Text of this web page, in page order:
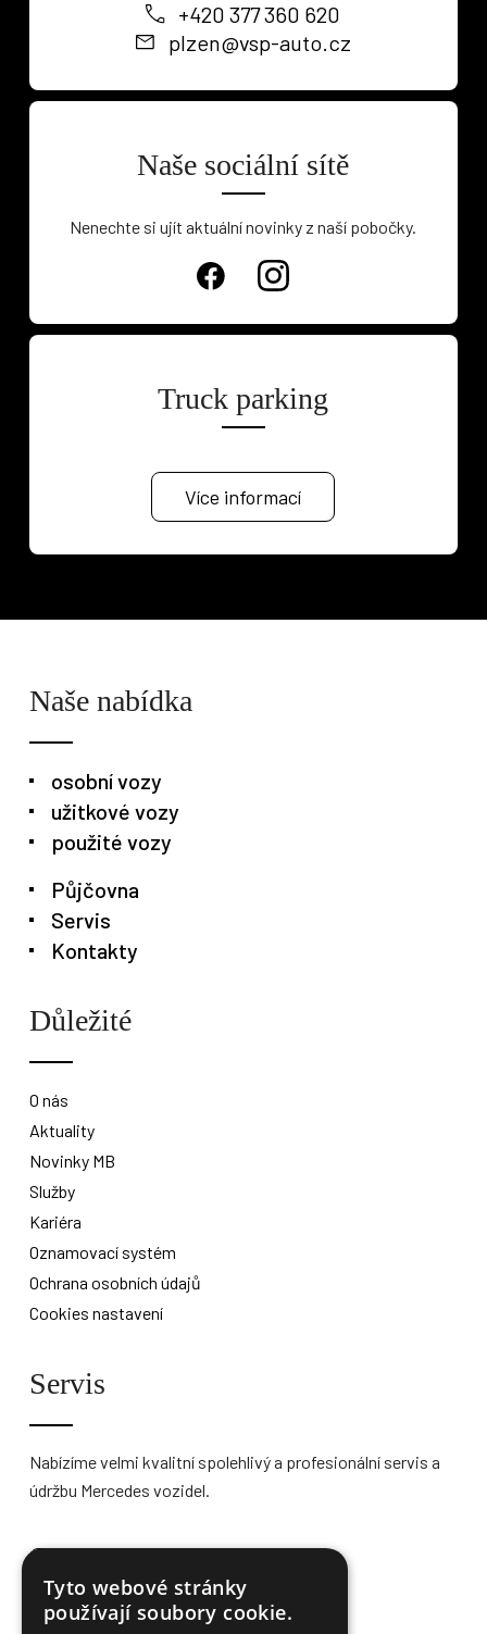
+420 377 360 620
plzen@vsp-auto.cz
Naše sociální sítě
Nenechte si ujít aktuální novinky z naší pobočky.
Truck parking
Více informací
Naše nabídka
osobní vozy
užitkové vozy
použité vozy
Půjčovna
Servis
Kontakty
Důležité
O nás
Aktuality
Novinky MB
Služby
Kariéra
Oznamovací systém
Ochrana osobních údajů
Cookies nastavení
Servis
Nabízíme velmi kvalitní spolehlivý a profesionální servis a
údržbu Mercedes vozidel.
Tyto webové stránky
používají soubory cookie.